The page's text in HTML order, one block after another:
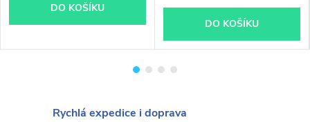
DO KOŠÍKU
DO KOŠÍKU
Rychlá expedice i doprava